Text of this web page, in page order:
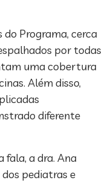
do Programa, cerca
por todas
uma cobertura
Além disso,
diferente
fala, a dra. Ana
pediatras e